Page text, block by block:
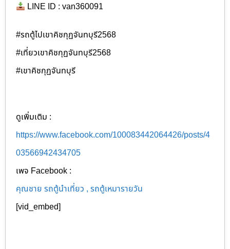
LINE ID : van360091
#รถตู้ไปเขาคิชกุฏจันทบุรี2568
#เที่ยวเขาคิชกุฏจันทบุรี2568
#เขาคิชกุฏจันทบุรี
ดูเพิ่มเติม :
https://www.facebook.com/100083442064426/posts/4
03566942434705
เพจ Facebook :
คุณชาย รถตู้นำเที่ยว , รถตู้เหมารายวัน
[vid_embed]